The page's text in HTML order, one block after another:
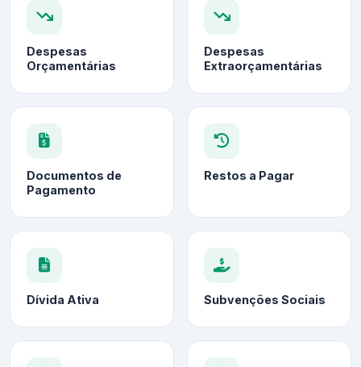
Despesas
Orçamentárias
Despesas
Extraorçamentárias
Documentos de
Pagamento
Restos a Pagar
Dívida Ativa Subvenções Sociais